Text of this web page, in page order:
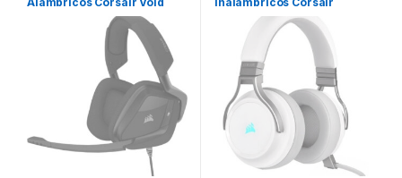
Elite Carbón Luz Rgb
Virtuoso Rgb Wireless White